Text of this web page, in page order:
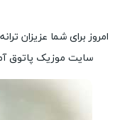
امروز برای شما عزیزان
سایت موزیک پاتوق